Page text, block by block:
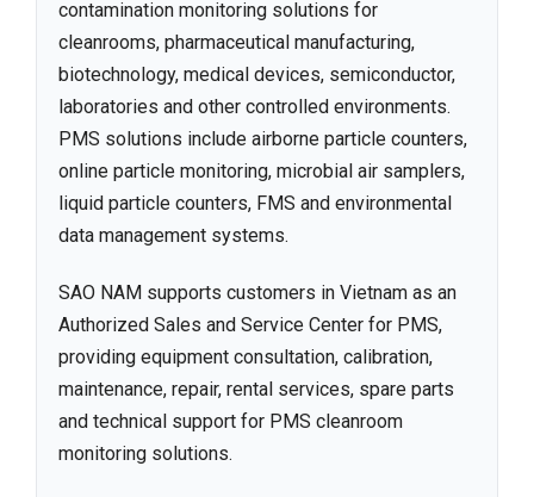
contamination monitoring solutions for
cleanrooms, pharmaceutical manufacturing,
biotechnology, medical devices, semiconductor,
laboratories and other controlled environments.
PMS solutions include airborne particle counters,
online particle monitoring, microbial air samplers,
liquid particle counters, FMS and environmental
data management systems.
SAO NAM supports customers in Vietnam as an
Authorized Sales and Service Center for PMS,
providing equipment consultation, calibration,
maintenance, repair, rental services, spare parts
and technical support for PMS cleanroom
monitoring solutions.